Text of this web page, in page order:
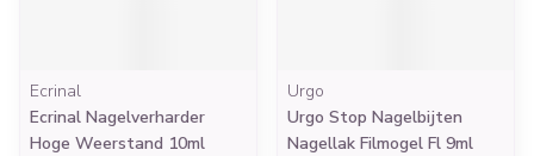
Ecrinal
Ecrinal Nagelverharder
Hoge Weerstand 10ml
Urgo
Urgo Stop Nagelbijten
Nagellak Filmogel Fl 9ml